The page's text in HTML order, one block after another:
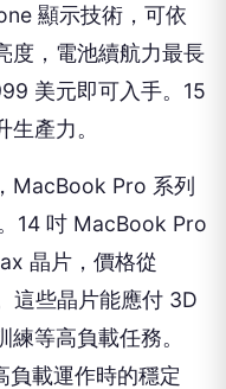
顯示技術，可依
度，電池續航力最長
美元即可入手。15
產力。
MacBook Pro 系列
14 吋 MacBook Pro
晶片，價格從
這些晶片能應付 3D
等高負載任務。
負載運作時的穩定